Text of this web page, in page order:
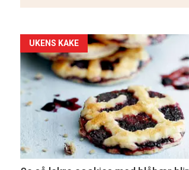
Artikler
detail
-
section
11
UKENS KAKE